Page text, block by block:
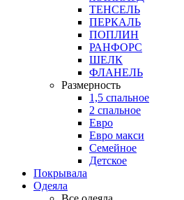
ТЕНСЕЛЬ
ПЕРКАЛЬ
ПОПЛИН
РАНФОРС
ШЕЛК
ФЛАНЕЛЬ
Размерность
1,5 спальное
2 спальное
Евро
Евро макси
Семейное
Детское
Покрывала
Одеяла